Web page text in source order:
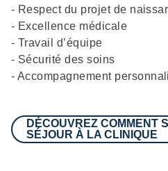
- Respect du projet de
- Excellence médicale
- Travail d’équipe
- Sécurité des soins
- Accompagnement
DÉCOUVREZ COMMENT
SÉJOUR À LA CLINIQUE